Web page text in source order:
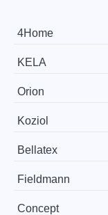
4Home
KELA
Orion
Koziol
Bellatex
Fieldmann
Concept